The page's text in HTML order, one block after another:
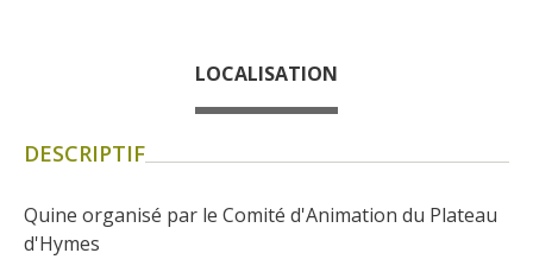
La gastronomie
La chataîgne
Les marchés et foires
Nos producteurs
LOCALISATION
DESCRIPTIF
Quine organisé par le Comité d'Animation du Plateau
d'Hymes